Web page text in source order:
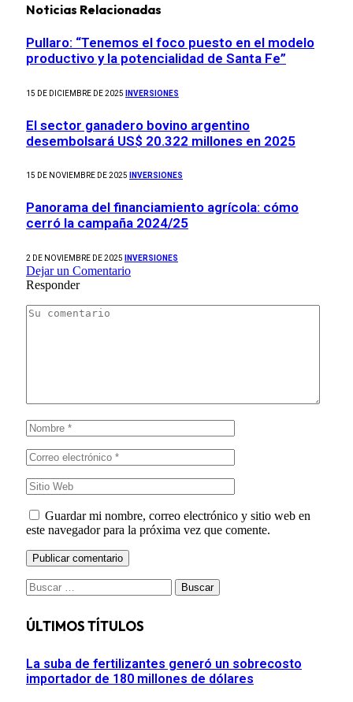
Noticias Relacionadas
Pullaro: “Tenemos el foco puesto en el modelo
productivo y la potencialidad de Santa Fe”
15 DE DICIEMBRE DE 2025 INVERSIONES
El sector ganadero bovino argentino
desembolsará US$ 20.322 millones en 2025
15 DE NOVIEMBRE DE 2025 INVERSIONES
Panorama del financiamiento agrícola: cómo
cerró la campaña 2024/25
2 DE NOVIEMBRE DE 2025 INVERSIONES
Dejar un Comentario
Responder
Guardar mi nombre, correo electrónico y sitio web en
este navegador para la próxima vez que comente.
Buscar:
ÚLTIMOS TÍTULOS
La suba de fertilizantes generó un sobrecosto
importador de 180 millones de dólares